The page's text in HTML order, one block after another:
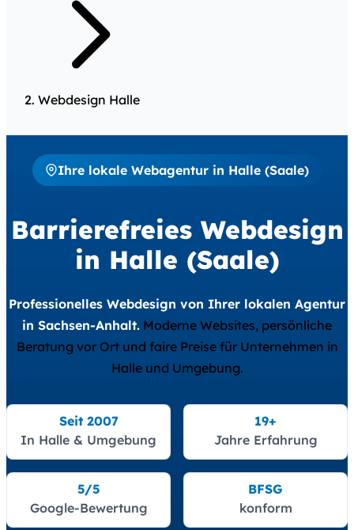
Webdesign Halle
Ihre lokale Webagentur in Halle (Saale)
Barrierefreies Webdesign
in Halle (Saale)
Professionelles Webdesign von Ihrer lokalen Agentur
in Sachsen-Anhalt. Moderne Websites, persönliche
Beratung vor Ort und faire Preise für Unternehmen in
Halle und Umgebung.
Seit 2007
In Halle & Umgebung
19+
Jahre Erfahrung
5/5
Google-Bewertung
BFSG
konform